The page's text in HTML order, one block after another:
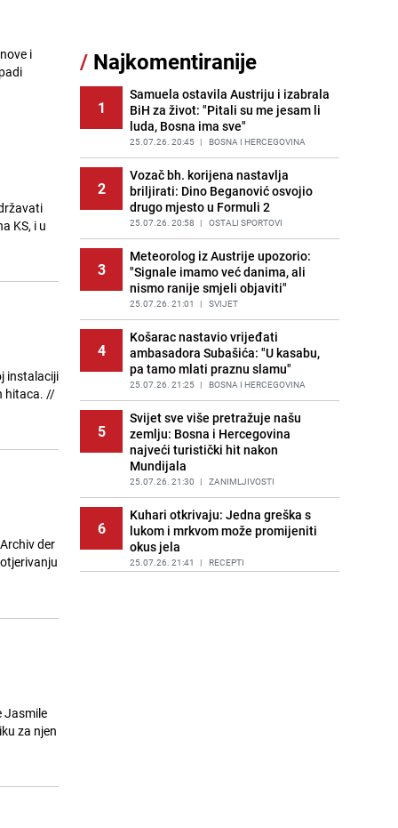
i
KS, i u
//
der
Jasmile
za njen
11
Recept za brze uštipke: Ne upijaju
ulje i gotovi su za 30 minuta
PRIJE OKO 12H | RECEPTI
Gosti iz Njemačke napravili požar u
apartmanu u Istri, vlasniku se
smijali i pokazivali srednji prst
PRIJE 2 DANA | REGIJA
Užas u bh. susjedstvu, mladići
bludničili nad maloljetnicom i sve
snimali: "Stari te gleda u lajvu"
PRIJE 2 DANA | REGIJA
Novi detalji istrage: Ruske službe
otkrile moguć uzrok tragedije bh.
planinara na Elbrusu
PRIJE 2 DANA | SVIJET
Očistite rernu bez hemikalija:
Poznata stručnjakinja dijeli savjete
PRIJE 2 DANA | ŽIVOT I STIL
/ Najkomentiranije
1
Samuela ostavila Austriju i izabrala
BiH za život: "Pitali su me jesam li
luda, Bosna ima sve"
25.07.26. 20:45 | BOSNA I HERCEGOVINA
2
Vozač bh. korijena nastavlja
briljirati: Dino Beganović osvojio
drugo mjesto u Formuli 2
25.07.26. 20:58 | OSTALI SPORTOVI
3
Meteorolog iz Austrije upozorio:
"Signale imamo već danima, ali
nismo ranije smjeli objaviti"
25.07.26. 21:01 | SVIJET
4
Košarac nastavio vrijeđati
ambasadora Subašića: "U kasabu,
pa tamo mlati praznu slamu"
25.07.26. 21:25 | BOSNA I HERCEGOVINA
5
Svijet sve više pretražuje našu
zemlju: Bosna i Hercegovina
najveći turistički hit nakon
Mundijala
25.07.26. 21:30 | ZANIMLJIVOSTI
6
Kuhari otkrivaju: Jedna greška s
lukom i mrkvom može promijeniti
okus jela
25.07.26. 21:41 | RECEPTI